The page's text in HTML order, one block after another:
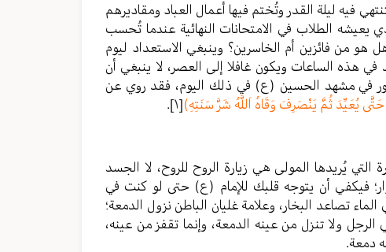
فيه ليلة القدر وتُختم فيها أعمال العباد ومقاديرهم
يعيشه الطلاب في الامتحانات النهائية عندما تُحسب
هو من فائزين أم الخاسرين؟ وينبغي الاستعداد ليوم
هذه الساعات ويكون غافلا إلى العصر، لا ينبغي أن
في مشهد الحسين (ع) في ذلك اليوم، فقد روي عن
حَتَّى يُعَيِّدَ ثُمَّ يَنْصَرِفَ وَقَاهُ اَللَّهُ شَرَّ سَنَتِهِ)[١] .
التي يُريدها المولى هي زيارة الروح للروح، لا الجسد
فيكفي أن يتوجه قلبك للإمام (ع) حتى لو كنت في
تصاعد البخار، وعلامة غليان الباطن نزول الدمعة؛
ولا تنزل من عينه الدمعة، وإنما تقفز من عينه،
دمعة.